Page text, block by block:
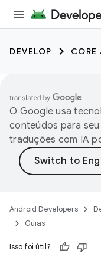
DEVELOP CORE
O Google usa
conteúdos para
traduções com IA
Android Developers
Guias
Isso foi útil?